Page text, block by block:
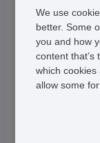
Alle
dem aktiven
unserer
We use
better. Some
you and how
content that’s
which cookies
allow some